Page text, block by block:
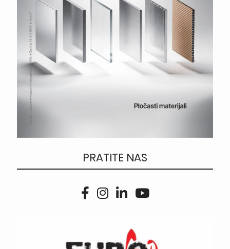
PRATITE NAS